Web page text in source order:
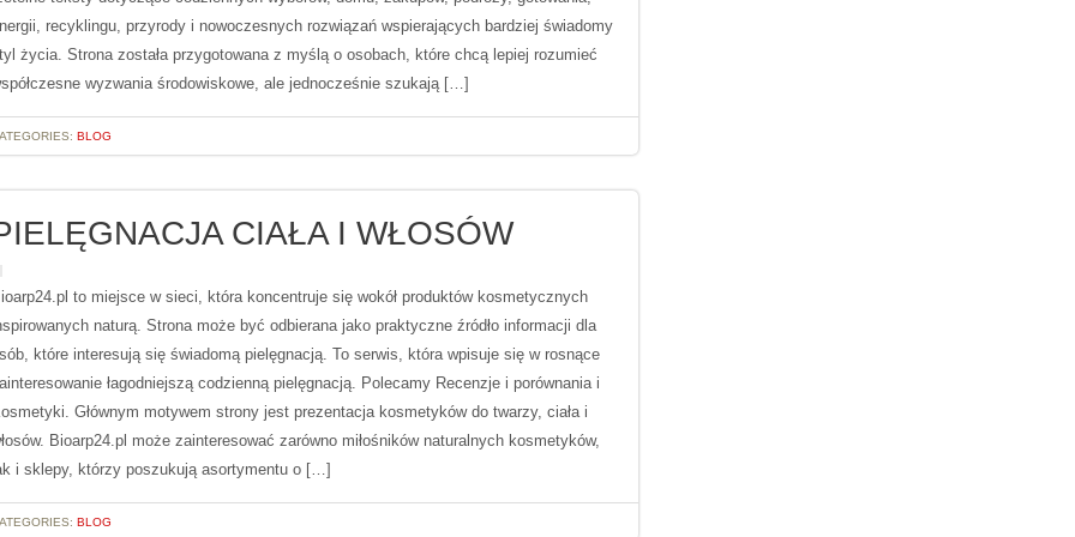
recyklingu, przyrody i nowoczesnych rozwiązań wspierających bardziej świadomy
życia. Strona została przygotowana z myślą o osobach, które chcą lepiej rozumieć
wyzwania środowiskowe, ale jednocześnie szukają […]
BLOG
CIAŁA I WŁOSÓW
to miejsce w sieci, która koncentruje się wokół produktów kosmetycznych
naturą. Strona może być odbierana jako praktyczne źródło informacji dla
które interesują się świadomą pielęgnacją. To serwis, która wpisuje się w rosnące
łagodniejszą codzienną pielęgnacją. Polecamy Recenzje i porównania i
Głównym motywem strony jest prezentacja kosmetyków do twarzy, ciała i
Bioarp24.pl może zainteresować zarówno miłośników naturalnych kosmetyków,
i sklepy, którzy poszukują asortymentu o […]
BLOG